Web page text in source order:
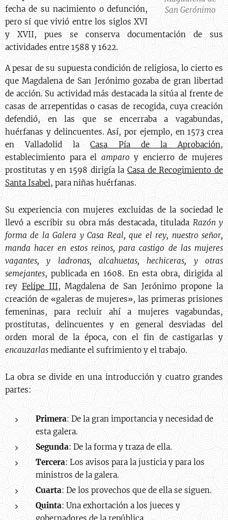
San Gerónimo
fecha de su nacimiento o defunción,
pero sí que vivió entre los siglos XVI
y XVII, pues se conserva documentación de sus
actividades entre 1588 y 1622.
A pesar de su supuesta condición de religiosa, lo cierto es
que Magdalena de San Jerónimo gozaba de gran libertad
de acción. Su actividad más destacada la sitúa al frente de
casas de arrepentidas o casas de recogida, cuya creación
defendió, en las que se encerraba a vagabundas,
huérfanas y delincuentes. Así, por ejemplo, en 1573 crea
en Valladolid laCasa Pía de la Aprobación,
establecimiento para el amparo y encierro de mujeres
prostitutas y en 1598 dirigía la Casa de Recogimiento de
Santa Isabel, para niñas huérfanas.
Su experiencia con mujeres excluidas de la sociedad le
llevó a escribir su obra más destacada, titulada Razón y
forma de la Galera y Casa Real, que el rey, nuestro señor,
manda hacer en estos reinos, para castigo de las mujeres
vagantes, y ladronas, alcahuetas, hechiceras, y otras
semejantes, publicada en 1608. En esta obra, dirigida al
rey Felipe III, Magdalena de San Jerónimo propone la
creación de «galeras de mujeres», las primeras prisiones
femeninas, para recluir ahí a mujeres vagabundas,
prostitutas, delincuentes y en general desviadas del
orden moral de la época, con el fin de castigarlas y
encauzarlas mediante el sufrimiento y el trabajo.
La obra se divide en una introducción y cuatro grandes
partes:
Primera: De la gran importancia y necesidad de
esta galera.
Segunda: De la forma y traza de ella.
Tercera: Los avisos para la justicia y para los
ministros de la galera.
Cuarta: De los provechos que de ella se siguen.
Quinta: Una exhortación a los jueces y